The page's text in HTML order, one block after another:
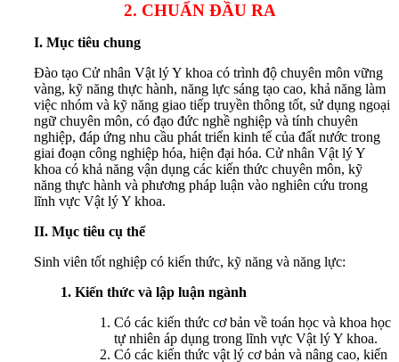
2. CHUẨN ĐẦU RA
I. Mục tiêu chung
Đào tạo Cử nhân Vật lý Y khoa có trình độ chuyên môn vững
vàng, kỹ năng thực hành, năng lực sáng tạo cao, khả năng làm
việc nhóm và kỹ năng giao tiếp truyền thông tốt, sử dụng ngoại
ngữ chuyên môn, có đạo đức nghề nghiệp và tính chuyên
nghiệp, đáp ứng nhu cầu phát triển kinh tế của đất nước trong
giai đoạn công nghiệp hóa, hiện đại hóa. Cử nhân Vật lý Y
khoa có khả năng vận dụng các kiến thức chuyên môn, kỹ
năng thực hành và phương pháp luận vào nghiên cứu trong
lĩnh vực Vật lý Y khoa.
II. Mục tiêu cụ thể
Sinh viên tốt nghiệp có kiến thức, kỹ năng và năng lực:
1. Kiến thức và lập luận ngành
Có các kiến thức cơ bản về toán học và khoa học
tự nhiên áp dụng trong lĩnh vực Vật lý Y khoa.
Có các kiến thức vật lý cơ bản và nâng cao, kiến